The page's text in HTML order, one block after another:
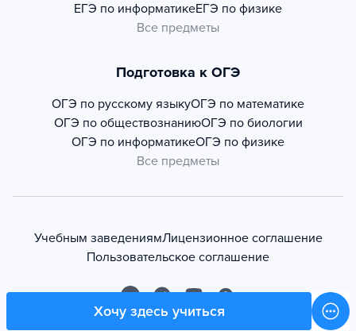
Хочу здесь учиться
ЕГЭ по информатикеЕГЭ по физике
Все предметы
Подготовка к ОГЭ
ОГЭ по русскому языкуОГЭ по математике
ОГЭ по обществознаниюОГЭ по биологии
ОГЭ по информатикеОГЭ по физике
Все предметы
Учебным заведениямЛицензионное соглашение
Пользовательское соглашение